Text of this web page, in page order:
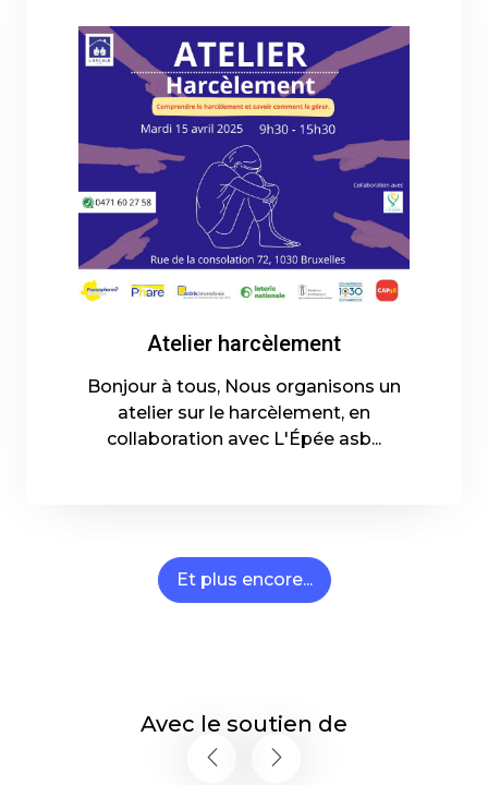
Atelier harcèlement
Bonjour à tous, Nous organisons un
atelier sur le harcèlement, en
collaboration avec L'Épée asb...
Et plus encore...
Avec le soutien de